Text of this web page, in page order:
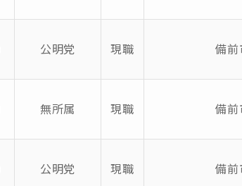
公明党 現職 備前
無所属 現職 備前
公明党 現職 備前